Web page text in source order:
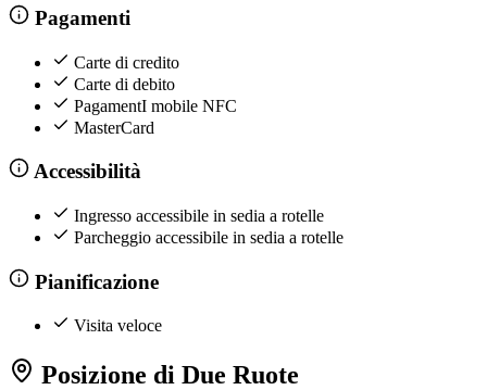
Pagamenti
Carte di credito
Carte di debito
PagamentI mobile NFC
MasterCard
Accessibilità
Ingresso accessibile in sedia a rotelle
Parcheggio accessibile in sedia a rotelle
Pianificazione
Visita veloce
Posizione di Due Ruote